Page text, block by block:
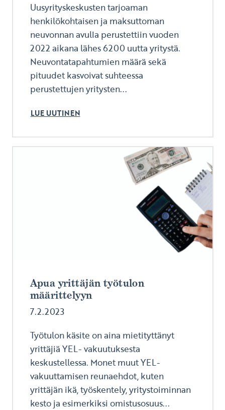
Uusyrityskeskusten tarjoaman
henkilökohtaisen ja maksuttoman
neuvonnan avulla perustettiin vuoden
2022 aikana lähes 6200 uutta yritystä.
Neuvontatapahtumien määrä sekä
pituudet kasvoivat suhteessa
perustettujen yritysten...
LUE UUTINEN
Apua yrittäjän työtulon
määrittelyyn
7.2.2023
Työtulon käsite on aina mietityttänyt
yrittäjiä YEL- vakuutuksesta
keskustellessa. Monet muut YEL-
vakuuttamisen reunaehdot, kuten
yrittäjän ikä, työskentely, yritystoiminnan
kesto ja esimerkiksi omistusosuus...